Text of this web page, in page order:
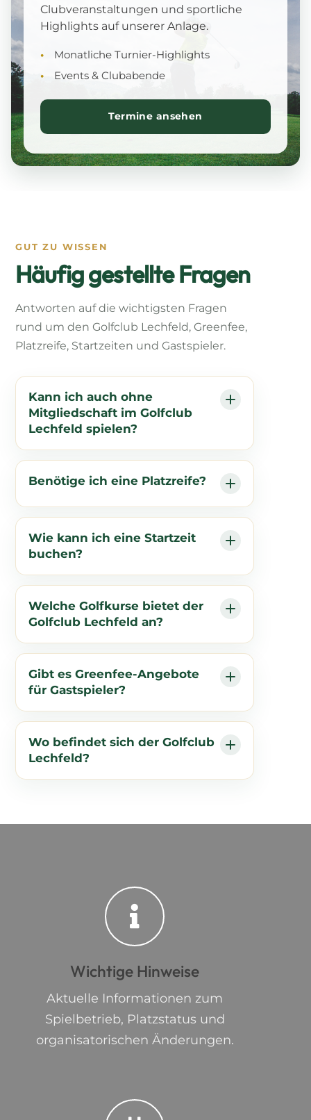
Clubveranstaltungen und sportliche
Highlights auf unserer Anlage.
Monatliche Turnier-Highlights
Events & Clubabende
Termine ansehen
GUT ZU WISSEN
Häufig gestellte Fragen
Antworten auf die wichtigsten Fragen
rund um den Golfclub Lechfeld, Greenfee,
Platzreife, Startzeiten und Gastspieler.
Kann ich auch ohne
Mitgliedschaft im Golfclub
Lechfeld spielen?
Benötige ich eine Platzreife?
Wie kann ich eine Startzeit
buchen?
Welche Golfkurse bietet der
Golfclub Lechfeld an?
Gibt es Greenfee-Angebote
für Gastspieler?
Wo befindet sich der Golfclub
Lechfeld?
Wichtige Hinweise
Aktuelle Informationen zum
Spielbetrieb, Platzstatus und
organisatorischen Änderungen.